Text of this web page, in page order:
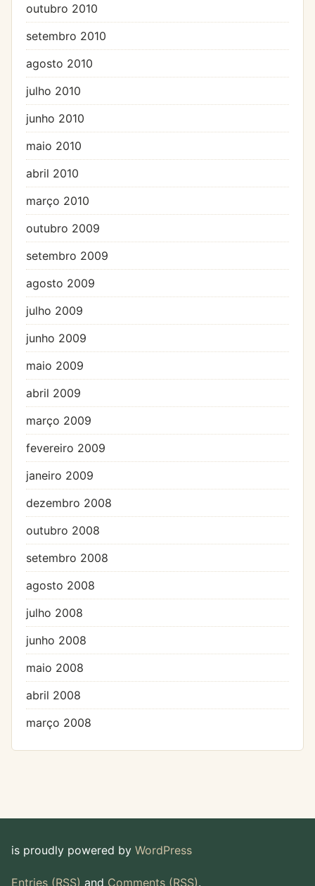
outubro 2010
setembro 2010
agosto 2010
julho 2010
junho 2010
maio 2010
abril 2010
março 2010
outubro 2009
setembro 2009
agosto 2009
julho 2009
junho 2009
maio 2009
abril 2009
março 2009
fevereiro 2009
janeiro 2009
dezembro 2008
outubro 2008
setembro 2008
agosto 2008
julho 2008
junho 2008
maio 2008
abril 2008
março 2008
is proudly powered by WordPress
Entries (RSS) and Comments (RSS).